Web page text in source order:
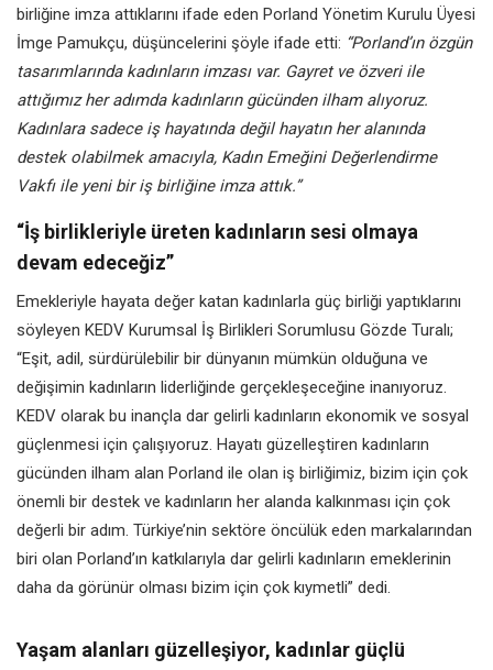
birliğine imza attıklarını ifade eden Porland Yönetim Kurulu Üyesi
İmge Pamukçu, düşüncelerini şöyle ifade etti: “Porland’ın özgün
tasarımlarında kadınların imzası var. Gayret ve özveri ile
attığımız her adımda kadınların gücünden ilham alıyoruz.
Kadınlara sadece iş hayatında değil hayatın her alanında
destek olabilmek amacıyla, Kadın Emeğini Değerlendirme
Vakfı ile yeni bir iş birliğine imza attık.”
“İş birlikleriyle üreten kadınların sesi olmaya
devam edeceğiz”
Emekleriyle hayata değer katan kadınlarla güç birliği yaptıklarını
söyleyen KEDV Kurumsal İş Birlikleri Sorumlusu Gözde Turalı;
“Eşit, adil, sürdürülebilir bir dünyanın mümkün olduğuna ve
değişimin kadınların liderliğinde gerçekleşeceğine inanıyoruz.
KEDV olarak bu inançla dar gelirli kadınların ekonomik ve sosyal
güçlenmesi için çalışıyoruz. Hayatı güzelleştiren kadınların
gücünden ilham alan Porland ile olan iş birliğimiz, bizim için çok
önemli bir destek ve kadınların her alanda kalkınması için çok
değerli bir adım. Türkiye’nin sektöre öncülük eden markalarından
biri olan Porland’ın katkılarıyla dar gelirli kadınların emeklerinin
daha da görünür olması bizim için çok kıymetli” dedi.
Yaşam alanları güzelleşiyor, kadınlar güçlü